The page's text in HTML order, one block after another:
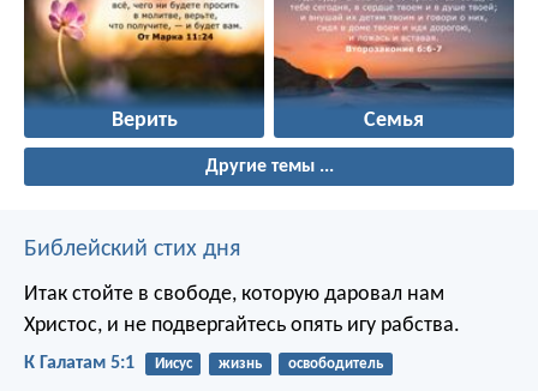
Верить Семья
Другие темы ...
Библейский стих дня
Итак стойте в свободе, которую даровал нам
Христос, и не подвергайтесь опять игу рабства.
К Галатам 5:1 Иисус жизнь освободитель